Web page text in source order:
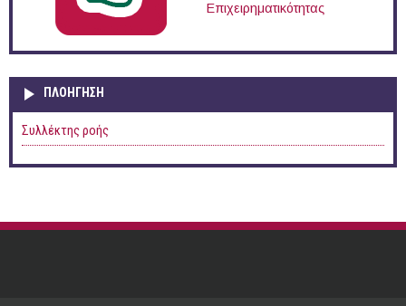
Επιχειρηματικότητας
ΠΛΟΉΓΗΣΗ
Συλλέκτης ροής